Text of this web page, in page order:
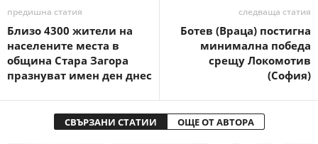
предишна статия
Близо 4300 жители на
населените места в
община Стара Загора
празнуват имен ден днес
следваща статия
Ботев (Враца) постигна
минимална победа
срещу Локомотив
(София)
СВЪРЗАНИ СТАТИИ ОЩЕ ОТ АВТОРА